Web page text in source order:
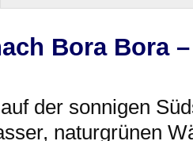
Bora Bora
der sonnigen
naturgrünen